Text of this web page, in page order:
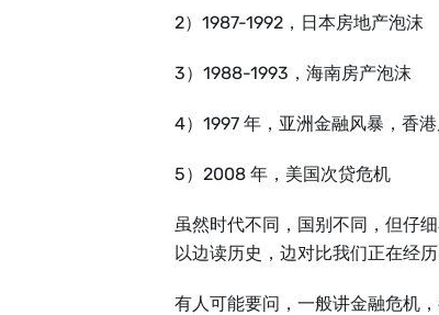
2）1987-1992，日本房地产泡沫
3）1988-1993，海南房产泡沫
4）1997 年，亚洲金融风暴，香
5）2008 年，美国次贷危机
虽然时代不同，国别不同，但仔
以边读历史，边对比我们正在经
有人可能要问，一般讲金融危机